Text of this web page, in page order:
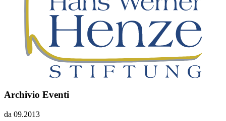
Archivio Eventi
da 09.2013